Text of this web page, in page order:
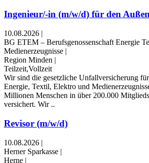
Ingenieur/-in (m/w/d) für den
10.08.2026 |
BG ETEM – Berufsgenossenschaft Energie
Medienerzeugnisse |
Region Minden |
Teilzeit,Vollzeit
Wir sind die gesetzliche Unfallversicherung
Energie, Textil, Elektro und
Millionen Menschen in über 200.000
versichert. Wir ..
Revisor (m/w/d)
10.08.2026 |
Herner Sparkasse |
Herne |